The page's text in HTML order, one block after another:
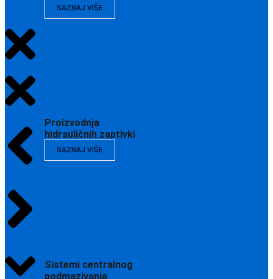
SAZNAJ VIŠE
Proizvodnja
hidrauličnih zaptivki
SAZNAJ VIŠE
Sistemi centralnog
podmazivanja